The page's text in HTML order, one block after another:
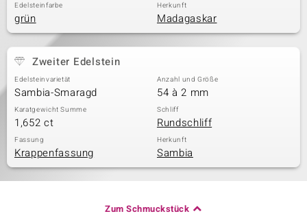
Edelsteinfarbe
grün
Herkunft
Madagaskar
Zweiter Edelstein
Edelsteinvarietät
Sambia-Smaragd
Anzahl und Größe
54 à 2 mm
Karatgewicht Summe
1,652 ct
Schliff
Rundschliff
Fassung
Krappenfassung
Herkunft
Sambia
Zum Schmuckstück